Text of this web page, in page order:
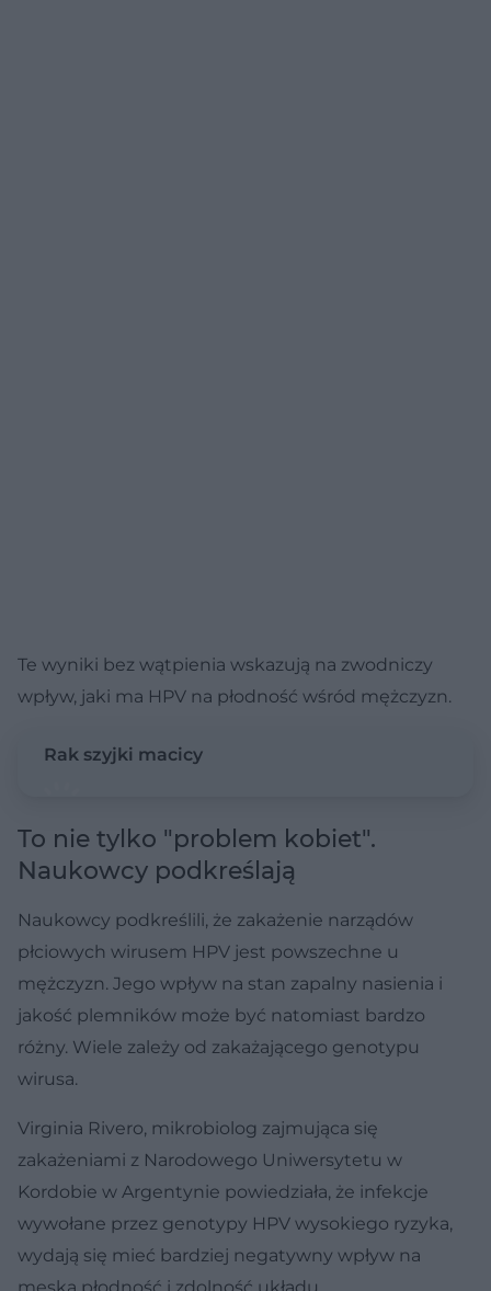
Te wyniki bez wątpienia wskazują na zwodniczy
wpływ, jaki ma HPV na płodność wśród mężczyzn.
Rak szyjki macicy
To nie tylko "problem kobiet".
Naukowcy podkreślają
Naukowcy podkreślili, że zakażenie narządów
płciowych wirusem HPV jest powszechne u
mężczyzn. Jego wpływ na stan zapalny nasienia i
jakość plemników może być natomiast bardzo
różny. Wiele zależy od zakażającego genotypu
wirusa.
Virginia Rivero, mikrobiolog zajmująca się
zakażeniami z Narodowego Uniwersytetu w
Kordobie w Argentynie powiedziała, że infekcje
wywołane przez genotypy HPV wysokiego ryzyka,
wydają się mieć bardziej negatywny wpływ na
męską płodność i zdolność układu